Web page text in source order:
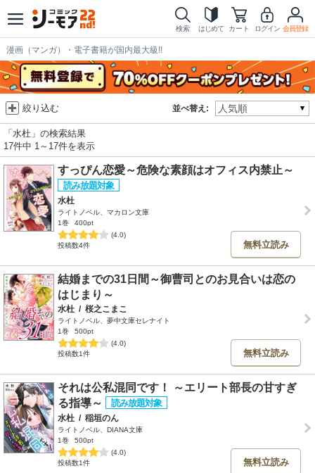
検索 はじめて カート ログイン 会員登録
漫画（マンガ）・電子書籍が国内最大級!!
並べ替え:
絞り込む
「水杜」の検索結果
17件中 1～17件を表示
すっぴん恋愛～危険な素顔はオフィス内禁止～
水杜
ライトノベル、マカロン文庫
1巻
400pt
(4.0)
投稿数4件
無料立読み
結婚までの31日間～御曹司とのお見合いは恋の
はじまり～
水杜 / 桜之こまこ
ライトノベル、夢中文庫セレナイト
1巻
500pt
(4.0)
投稿数1件
無料立読み
それは公私混同です！ ～エリート部長の甘すぎ
る指導～
水杜 / 稲垣のん
ライトノベル、DIANA文庫
1巻
500pt
(4.0)
投稿数1件
無料立読み